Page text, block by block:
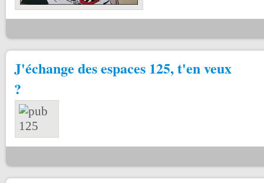
J'échange des espaces 125, t'en veux
?